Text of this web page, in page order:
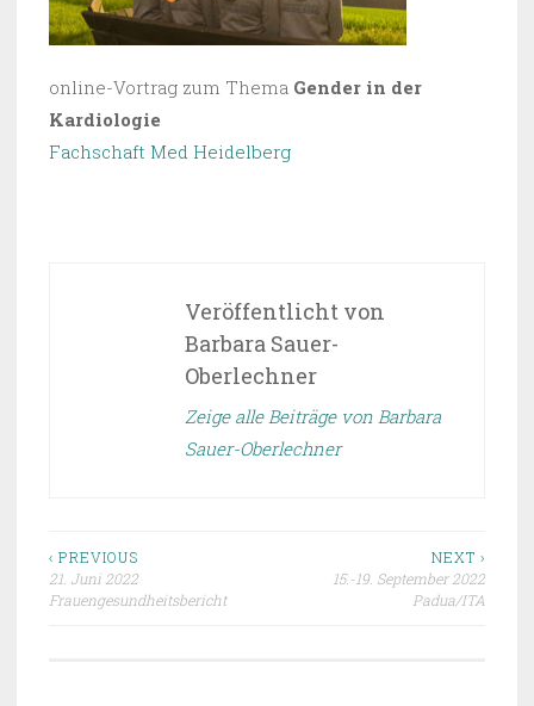
online-Vortrag zum Thema Gender in der
Kardiologie
Fachschaft Med Heidelberg
Veröffentlicht von
Barbara Sauer-
Oberlechner
Zeige alle Beiträge von Barbara
Sauer-Oberlechner
Beitragsnavigation
‹ PREVIOUS
21. Juni 2022
Frauengesundheitsbericht
NEXT ›
15.-19. September 2022
Padua/ITA